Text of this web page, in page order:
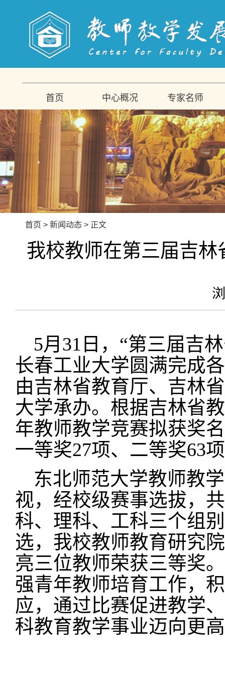
首页 中心概况 专家名师
首页 > 新闻动态 > 正文
我校教师在第三届吉
5月31日，“第三届吉
长春工业大学圆满完成
由吉林省教育厅、吉林
大学承办。根据吉林省
年教师教学竞赛拟获奖
一等奖27项、二等奖63
东北师范大学教师教
视，经校级赛事选拔，
科、理科、工科三个组
选，我校教师教育研究
亮三位教师荣获三等奖
强青年教师培育工作，
应，通过比赛促进教学
科教育教学事业迈向更